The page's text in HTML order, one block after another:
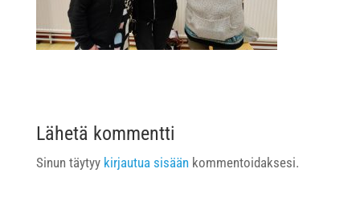
Lähetä kommentti
Sinun täytyy kirjautua sisäänkommentoidaksesi.